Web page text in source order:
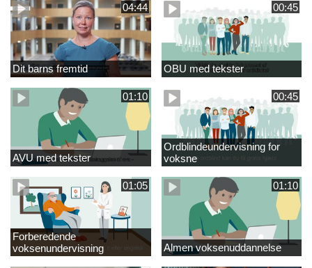
04:44
Dit barns fremtid
00:45
OBU med tekster
01:10
AVU med tekster
00:45
Ordblindeundervisning for
voksne
01:05
Forberedende
voksenundervisning
01:10
Almen voksenuddannelse